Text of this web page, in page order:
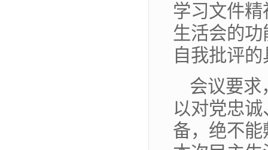
学习文件
生活会的
自我批评
会议要求
以对党忠
备，绝不